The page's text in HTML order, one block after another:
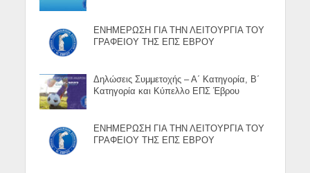
ΕΝΗΜΕΡΩΣΗ ΓΙΑ ΤΗΝ ΛΕΙΤΟΥΡΓΙΑ ΤΟΥ
ΓΡΑΦΕΙΟΥ ΤΗΣ ΕΠΣ ΕΒΡΟΥ
Δηλώσεις Συμμετοχής – Α΄ Κατηγορία, Β΄
Κατηγορία και Κύπελλο ΕΠΣ Έβρου
ΕΝΗΜΕΡΩΣΗ ΓΙΑ ΤΗΝ ΛΕΙΤΟΥΡΓΙΑ ΤΟΥ
ΓΡΑΦΕΙΟΥ ΤΗΣ ΕΠΣ ΕΒΡΟΥ